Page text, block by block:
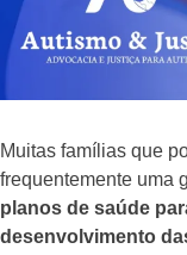
Muitas famílias que
frequentemente uma
planos de saúde
desenvolvimento